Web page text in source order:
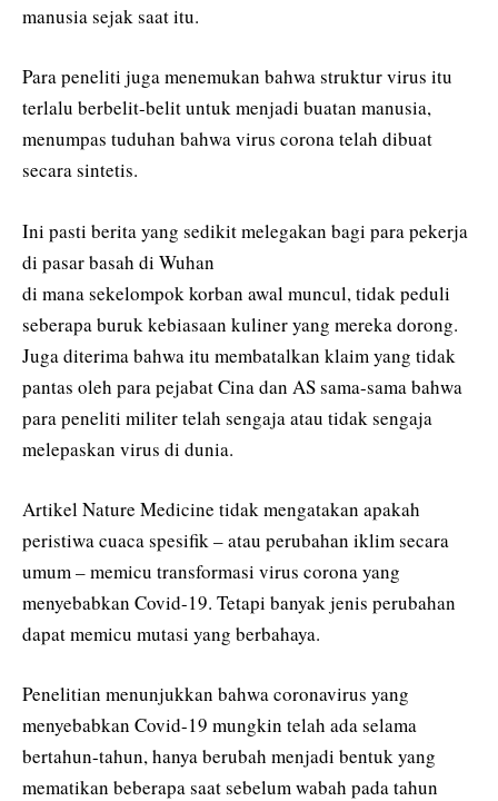
manusia sejak saat itu.
Para peneliti juga menemukan bahwa struktur virus itu
terlalu berbelit-belit untuk menjadi buatan manusia,
menumpas tuduhan bahwa virus corona telah dibuat
secara sintetis.
Ini pasti berita yang sedikit melegakan bagi para pekerja
di pasar basah di Wuhan
di mana sekelompok korban awal muncul, tidak peduli
seberapa buruk kebiasaan kuliner yang mereka dorong.
Juga diterima bahwa itu membatalkan klaim yang tidak
pantas oleh para pejabat Cina dan AS sama-sama bahwa
para peneliti militer telah sengaja atau tidak sengaja
melepaskan virus di dunia.
Artikel Nature Medicine tidak mengatakan apakah
peristiwa cuaca spesifik – atau perubahan iklim secara
umum – memicu transformasi virus corona yang
menyebabkan Covid-19. Tetapi banyak jenis perubahan
dapat memicu mutasi yang berbahaya.
Penelitian menunjukkan bahwa coronavirus yang
menyebabkan Covid-19 mungkin telah ada selama
bertahun-tahun, hanya berubah menjadi bentuk yang
mematikan beberapa saat sebelum wabah pada tahun